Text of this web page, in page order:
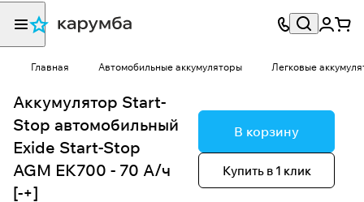
Главная Автомобильные аккумуляторы Легковые
Аккумулятор Start-
Stop автомобильный
Exide Start-Stop
AGM EK700 - 70 А/ч
[-+]
В корзину
Купить в 1 клик